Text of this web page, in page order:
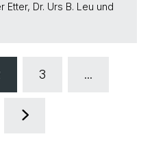
Etter, Dr. Urs B. Leu und
3 ...